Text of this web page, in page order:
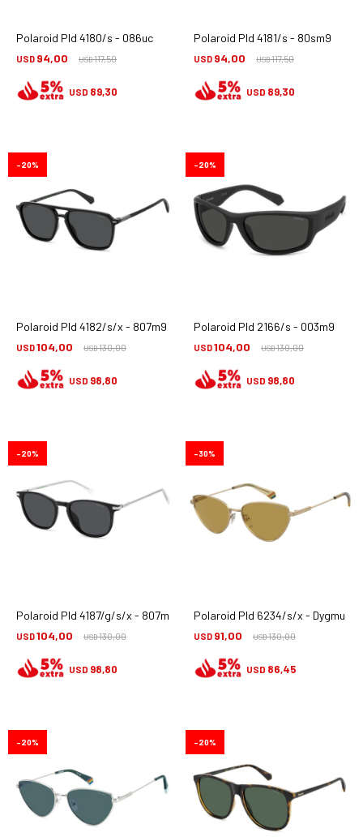
Polaroid Pld 4180/s - 086uc
USD 94,00 USD117,50
USD 89,30
Polaroid Pld 4181/s - 80sm9
USD 94,00 USD117,50
USD 89,30
Polaroid Pld 4182/s/x - 807m9
USD104,00 USD130,00
20
USD 98,80
Polaroid Pld 2166/s - 003m9
USD104,00 USD130,00
20
USD 98,80
Polaroid Pld 4187/g/s/x - 807m9
USD104,00 USD130,00
20
USD 98,80
Polaroid Pld 6234/s/x - Dygmu
USD 91,00 USD130,00
30
USD 86,45
20 20